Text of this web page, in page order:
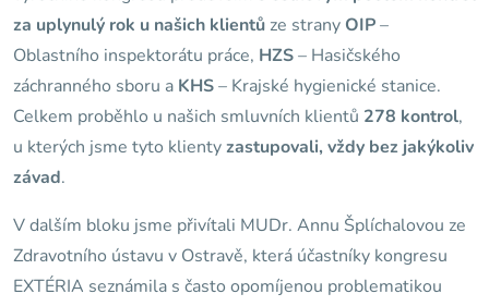
za uplynulý rok u našich klientů ze strany OIP–
Oblastního inspektorátu práce, HZS– Hasičského
záchranného sboru a KHS– Krajské hygienické stanice.
Celkem proběhlo u našich smluvních klientů 278 kontrol,
u kterých jsme tyto klientyzastupovali, vždy bez jakýkoliv
závad.
V dalším bloku jsme přivítali MUDr. Annu Šplíchalovou ze
Zdravotního ústavu v Ostravě, která účastníky kongresu
EXTÉRIA seznámila s často opomíjenou problematikou